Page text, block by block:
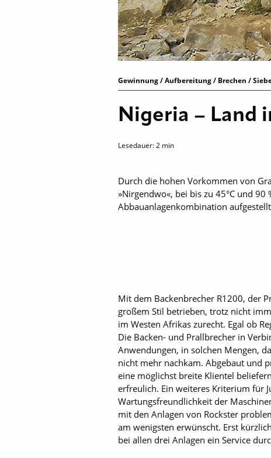
Gewinnung / Aufbereitung / Brechen /
Nigeria – Land
Lesedauer:2 min
Durch die hohen Vorkommen von
»Nirgendwo«, bei bis zu 45°C und
Abbauanlagenkombination
Mit dem Backenbrecher R1200, der
großem Stil betrieben, trotz nicht
im Westen Afrikas zurecht. Egal ob
Die Backen- und Prallbrecher in
Anwendungen, in solchen Mengen,
nicht mehr nachkam. Abgebaut und
eine möglichst breite Klientel
erfreulich. Ein weiteres Kriterium für
Wartungsfreundlichkeit der
mit den Anlagen von Rockster
am wenigsten erwünscht. Erst
bei allen drei Anlagen ein Service